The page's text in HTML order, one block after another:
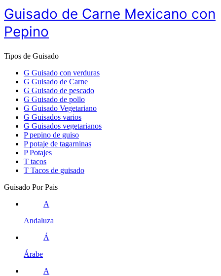
Guisado de Carne Mexicano con
Pepino
Tipos de Guisado
G Guisado con verduras
G Guisado de Carne
G Guisado de pescado
G Guisado de pollo
G Guisado Vegetariano
G Guisados varios
G Guisados vegetarianos
P pepino de guiso
P potaje de tagarninas
P Potajes
T tacos
T Tacos de guisado
Guisado Por Pais
A
Andaluza
Á
Árabe
A